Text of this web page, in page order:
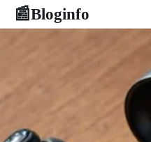
📰Bloginfo